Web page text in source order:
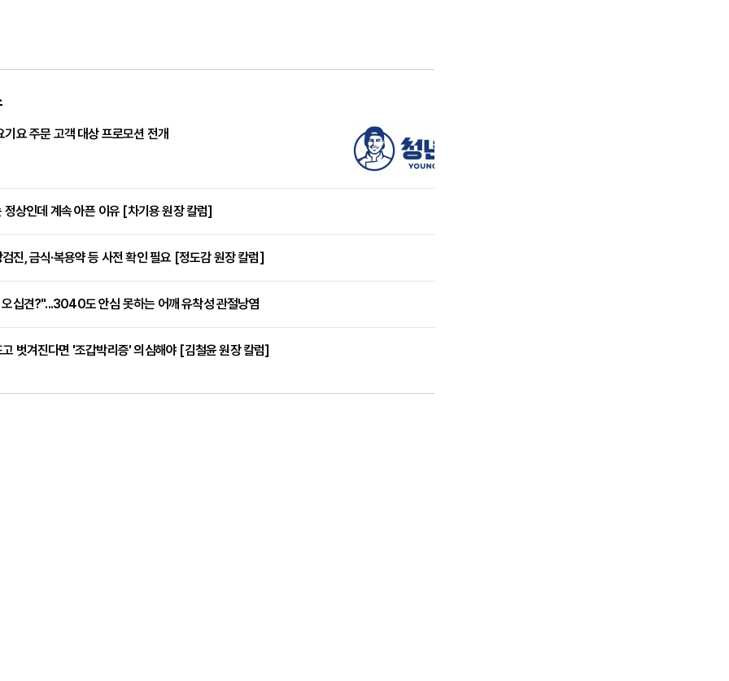
기요 주문 고객 대상 프로모션 전개
정상인데 계속 아픈 이유 [차기용 원장 칼럼]
진, 금식·복용약 등 사전 확인 필요 [정도감 원장 칼럼]
십견?"...3040도 안심 못하는 어깨 유착성 관절낭염
벗겨진다면 '조갑박리증' 의심해야 [김철윤 원장 칼럼]